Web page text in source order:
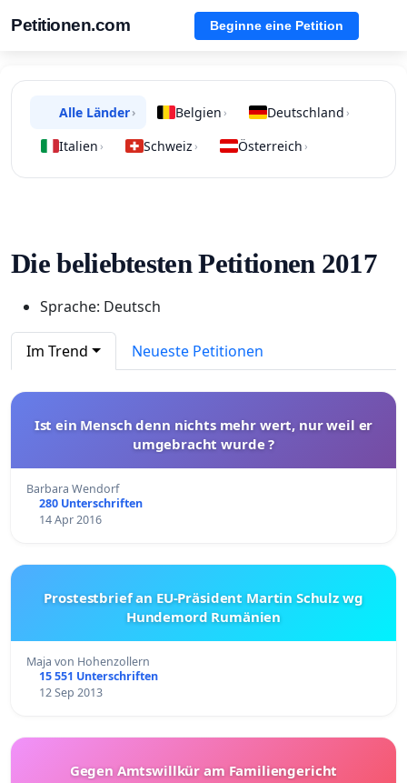
Petitionen.com Beginne eine Petition
Alle Länder› Belgien › Deutschland ›
Italien › Schweiz › Österreich ›
Die beliebtesten Petitionen 2017
Sprache: Deutsch
Im Trend Neueste Petitionen
Ist ein Mensch denn nichts mehr wert, nur weil er
umgebracht wurde ?
Barbara Wendorf
280 Unterschriften
14 Apr 2016
Prostestbrief an EU-Präsident Martin Schulz wg
Hundemord Rumänien
Maja von Hohenzollern
15 551 Unterschriften
12 Sep 2013
Gegen Amtswillkür am Familiengericht